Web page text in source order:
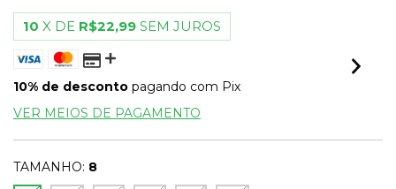
10 X DE R$22,99 SEM JUROS
10% de desconto pagando com Pix
VER MEIOS DE PAGAMENTO
TAMANHO: 8